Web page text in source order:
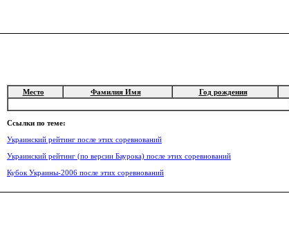
Место Фамилия Имя Год рождения
Ссылки по теме:
Украинский рейтинг после этих соревнований
Украинский рейтинг (по версии Баурока) после этих соревнований
Кубок Украины-2006 после этих соревнований